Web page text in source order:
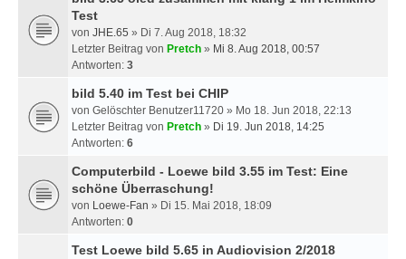
Test
von JHE.65 » Di 7. Aug 2018, 18:32
Letzter Beitrag von Pretch » Mi 8. Aug 2018, 00:57
Antworten: 3
bild 5.40 im Test bei CHIP
von Gelöschter Benutzer11720 » Mo 18. Jun 2018, 22:13
Letzter Beitrag von Pretch » Di 19. Jun 2018, 14:25
Antworten: 6
Computerbild - Loewe bild 3.55 im Test: Eine
schöne Überraschung!
von Loewe-Fan » Di 15. Mai 2018, 18:09
Antworten: 0
Test Loewe bild 5.65 in Audiovision 2/2018